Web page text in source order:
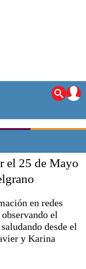
el 25 de Mayo
en redes
el
desde el
y Karina